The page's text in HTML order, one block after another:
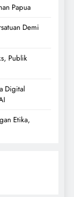
Papua
Demi
Publik
Digital
Etika,